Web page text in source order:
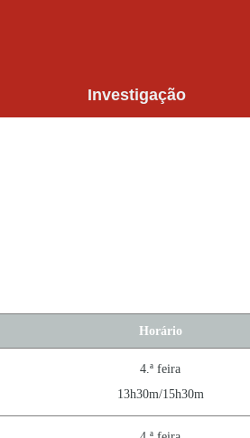
Investigação
Horário
4.ª feira
13h30m/15h30m